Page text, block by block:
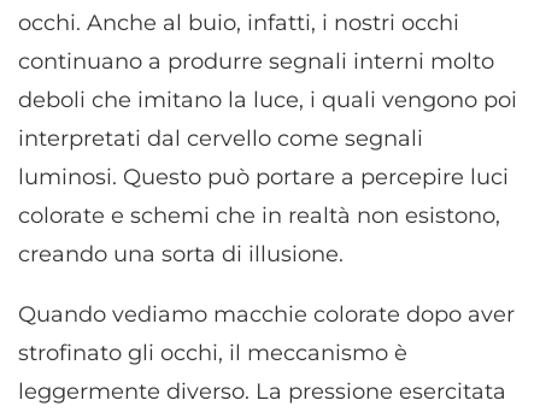
occhi. Anche al buio, infatti, i nostri occhi
continuano a produrre segnali interni molto
deboli che imitano la luce, i quali vengono poi
interpretati dal cervello come segnali
luminosi. Questo può portare a percepire luci
colorate e schemi che in realtà non esistono,
creando una sorta di illusione.
Quando vediamo macchie colorate dopo aver
strofinato gli occhi, il meccanismo è
leggermente diverso. La pressione esercitata